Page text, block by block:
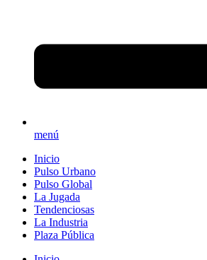
menú
Inicio
Pulso Urbano
Pulso Global
La Jugada
Tendenciosas
La Industria
Plaza Pública